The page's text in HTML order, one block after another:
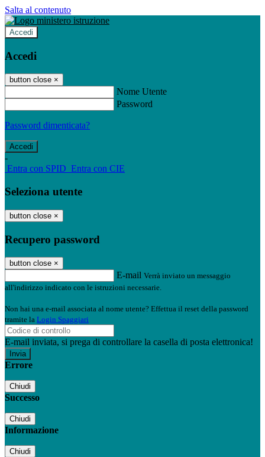
Salta al contenuto
Accedi
Accedi
button close ×
Nome Utente
Password
Password dimenticata?
-
Entra con SPID Entra con CIE
Seleziona utente
button close ×
Recupero password
button close ×
E-mail Verrà inviato un messaggio
all'indirizzo indicato con le istruzioni necessarie.
Non hai una e-mail associata al nome utente? Effettua il reset della password
tramite la Login Spaggiari
E-mail inviata, si prega di controllare la casella di posta elettronica!
Errore
Chiudi
Successo
Chiudi
Informazione
Chiudi